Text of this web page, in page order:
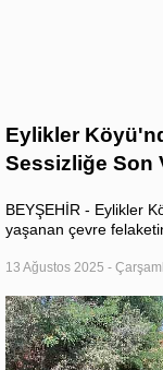
Eylikler
Sessizliğe Son
BEYŞEHİR - Eylikler
yaşanan çevre
13 Ağustos 2025 -